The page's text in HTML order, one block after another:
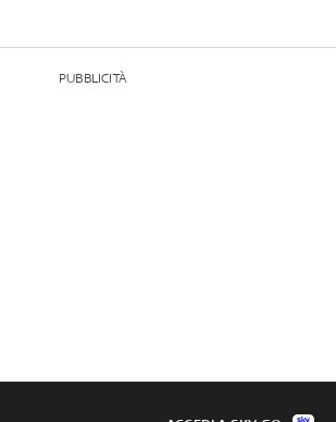
PUBBLICITÀ